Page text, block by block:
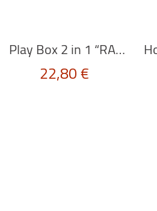
Play Box 2 in 1 “RABBIT FAMILY” von Scratch Europe
22,80€